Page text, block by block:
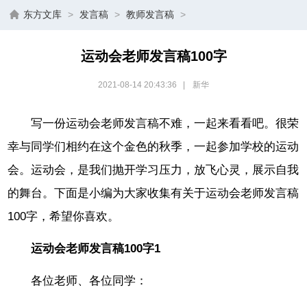
东方文库 > 发言稿 > 教师发言稿 >
运动会老师发言稿100字
2021-08-14 20:43:36 新华
写一份运动会老师发言稿不难，一起来看看吧。很荣
幸与同学们相约在这个金色的秋季，一起参加学校的运动
会。运动会，是我们抛开学习压力，放飞心灵，展示自我
的舞台。下面是小编为大家收集有关于运动会老师发言稿
100字，希望你喜欢。
运动会老师发言稿100字1
各位老师、各位同学：